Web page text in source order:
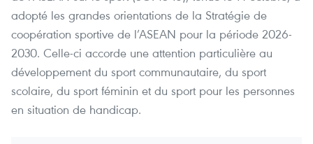
adopté les grandes orientations de la Stratégie de
coopération sportive de l’ASEAN pour la période 2026-
2030. Celle-ci accorde une attention particulière au
développement du sport communautaire, du sport
scolaire, du sport féminin et du sport pour les personnes
en situation de handicap.